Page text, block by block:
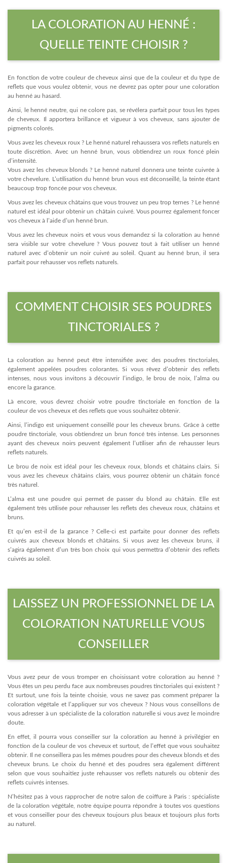
LA COLORATION AU HENNÉ :
QUELLE TEINTE CHOISIR ?
En fonction de votre couleur de cheveux ainsi que de la couleur et du type de
reflets que vous voulez obtenir, vous ne devrez pas opter pour une coloration
au henné au hasard.
Ainsi, le henné neutre, qui ne colore pas, se révélera parfait pour tous les types
de cheveux. Il apportera brillance et vigueur à vos cheveux, sans ajouter de
pigments colorés.
Vous avez les cheveux roux ? Le henné naturel rehaussera vos reflets naturels en
toute discrétion. Avec un henné brun, vous obtiendrez un roux foncé plein
d’intensité.
Vous avez les cheveux blonds ? Le henné naturel donnera une teinte cuivrée à
votre chevelure. L’utilisation du henné brun vous est déconseillé, la teinte étant
beaucoup trop foncée pour vos cheveux.
Vous avez les cheveux châtains que vous trouvez un peu trop ternes ? Le henné
naturel est idéal pour obtenir un châtain cuivré. Vous pourrez également foncer
vos cheveux à l’aide d’un henné brun.
Vous avez les cheveux noirs et vous vous demandez si la coloration au henné
sera visible sur votre chevelure ? Vous pouvez tout à fait utiliser un henné
naturel avec d’obtenir un noir cuivré au soleil. Quant au henné brun, il sera
parfait pour rehausser vos reflets naturels.
COMMENT CHOISIR SES POUDRES
TINCTORIALES ?
La coloration au henné peut être intensifiée avec des poudres tinctoriales,
également appelées poudres colorantes. Si vous rêvez d’obtenir des reflets
intenses, nous vous invitons à découvrir l’indigo, le brou de noix, l’alma ou
encore la garance.
Là encore, vous devrez choisir votre poudre tinctoriale en fonction de la
couleur de vos cheveux et des reflets que vous souhaitez obtenir.
Ainsi, l’indigo est uniquement conseillé pour les cheveux bruns. Grâce à cette
poudre tinctoriale, vous obtiendrez un brun foncé très intense. Les personnes
ayant des cheveux noirs peuvent également l’utiliser afin de rehausser leurs
reflets naturels.
Le brou de noix est idéal pour les cheveux roux, blonds et châtains clairs. Si
vous avez les cheveux châtains clairs, vous pourrez obtenir un châtain foncé
très naturel.
L’alma est une poudre qui permet de passer du blond au châtain. Elle est
également très utilisée pour rehausser les reflets des cheveux roux, châtains et
bruns.
Et qu’en est-il de la garance ? Celle-ci est parfaite pour donner des reflets
cuivrés aux cheveux blonds et châtains. Si vous avez les cheveux bruns, il
s’agira également d’un très bon choix qui vous permettra d’obtenir des reflets
cuivrés au soleil.
LAISSEZ UN PROFESSIONNEL DE LA
COLORATION NATURELLE VOUS
CONSEILLER
Vous avez peur de vous tromper en choisissant votre coloration au henné ?
Vous êtes un peu perdu face aux nombreuses poudres tinctoriales qui existent ?
Et surtout, une fois la teinte choisie, vous ne savez pas comment préparer la
coloration végétale et l’appliquer sur vos cheveux ? Nous vous conseillons de
vous adresser à un spécialiste de la coloration naturelle si vous avez le moindre
doute.
En effet, il pourra vous conseiller sur la coloration au henné à privilégier en
fonction de la couleur de vos cheveux et surtout, de l’effet que vous souhaitez
obtenir. Il ne conseillera pas les mêmes poudres pour des cheveux blonds et des
cheveux bruns. Le choix du henné et des poudres sera également différent
selon que vous souhaitiez juste rehausser vos reflets naturels ou obtenir des
reflets cuivrés intenses.
N’hésitez pas à vous rapprocher de notre salon de coiffure à Paris : spécialiste
de la coloration végétale, notre équipe pourra répondre à toutes vos questions
et vous conseiller pour des cheveux toujours plus beaux et toujours plus forts
au naturel.